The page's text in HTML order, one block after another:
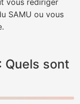
vous rediriger
SAMU ou vous
Quels sont